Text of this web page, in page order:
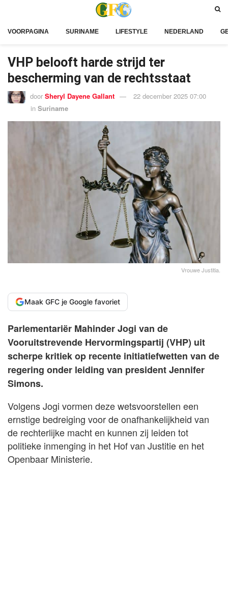
VOORPAGINA SURINAME LIFESTYLE NEDERLAND
VHP belooft harde strijd ter
bescherming van de rechtsstaat
door Sheryl Dayene Gallant
22 december 2025 07:00
in Suriname
Vrouwe Justitia.
Maak GFC je Google favoriet
Parlementariër Mahinder Jogi van de
Vooruitstrevende Hervormingspartij (VHP) uit
scherpe kritiek op recente initiatiefwetten van de
regering onder leiding van president Jennifer
Simons.
Volgens Jogi vormen deze wetsvoorstellen een
ernstige bedreiging voor de onafhankelijkheid van
de rechterlijke macht en kunnen zij leiden tot
politieke inmenging in het Hof van Justitie en het
Openbaar Ministerie.